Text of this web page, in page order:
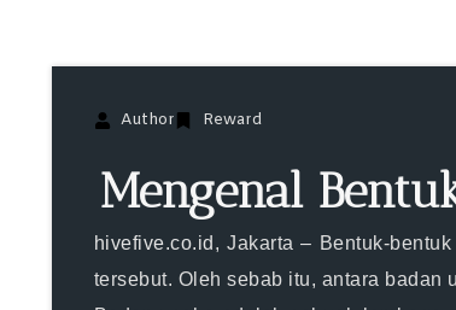
Author Reward
Mengenal
hivefive.co.id , Jakarta – Bentuk-
tersebut. Oleh sebab itu, antara badan